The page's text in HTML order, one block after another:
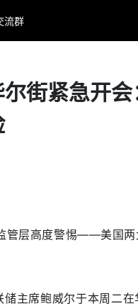
流群
街紧急开
层高度警惕——美国两
主席鲍威尔于本周二